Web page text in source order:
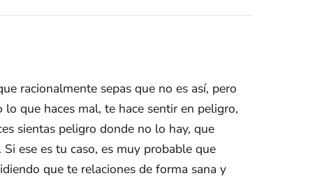
racionalmente sepas que no es así, pero
que haces mal, te hace sentir en peligro,
sientas peligro donde no lo hay, que
ese es tu caso, es muy probable que
que te relaciones de forma sana y